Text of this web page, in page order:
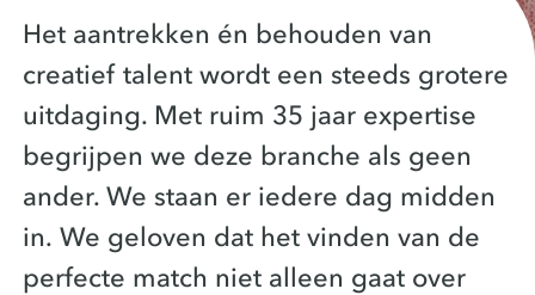
Het aantrekken én behouden van
creatief talent wordt een steeds grotere
uitdaging. Met ruim 35 jaar expertise
begrijpen we deze branche als geen
ander. We staan er iedere dag midden
in. We geloven dat het vinden van de
perfecte match niet alleen gaat over